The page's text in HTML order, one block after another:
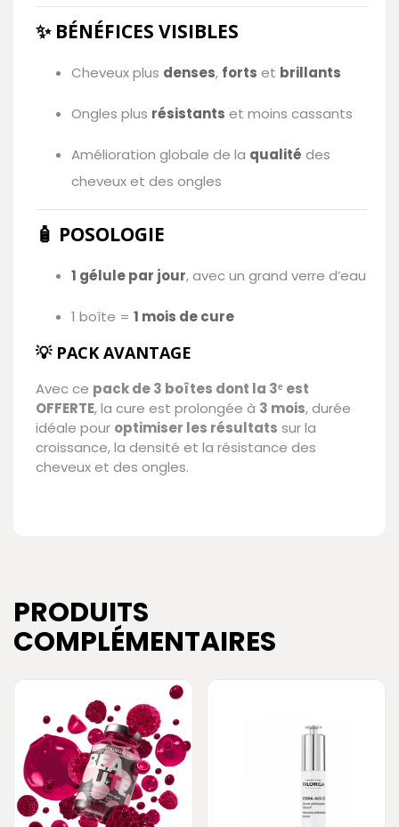
✨ BÉNÉFICES VISIBLES
Cheveux plus denses, forts et brillants
Ongles plus résistants et moins cassants
Amélioration globale de la qualité des
cheveux et des ongles
🧴 POSOLOGIE
1 gélule par jour, avec un grand verre d’eau
1 boîte = 1 mois de cure
💡 PACK AVANTAGE
Avec ce pack de 3 boîtes dont la 3ᵉ est
OFFERTE, la cure est prolongée à 3 mois, durée
idéale pour optimiser les résultats sur la
croissance, la densité et la résistance des
cheveux et des ongles.
PRODUITS
COMPLÉMENTAIRES